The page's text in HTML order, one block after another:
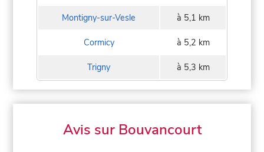
Montigny-sur-Vesle à 5,1 km
Cormicy à 5,2 km
Trigny à 5,3 km
Avis sur Bouvancourt